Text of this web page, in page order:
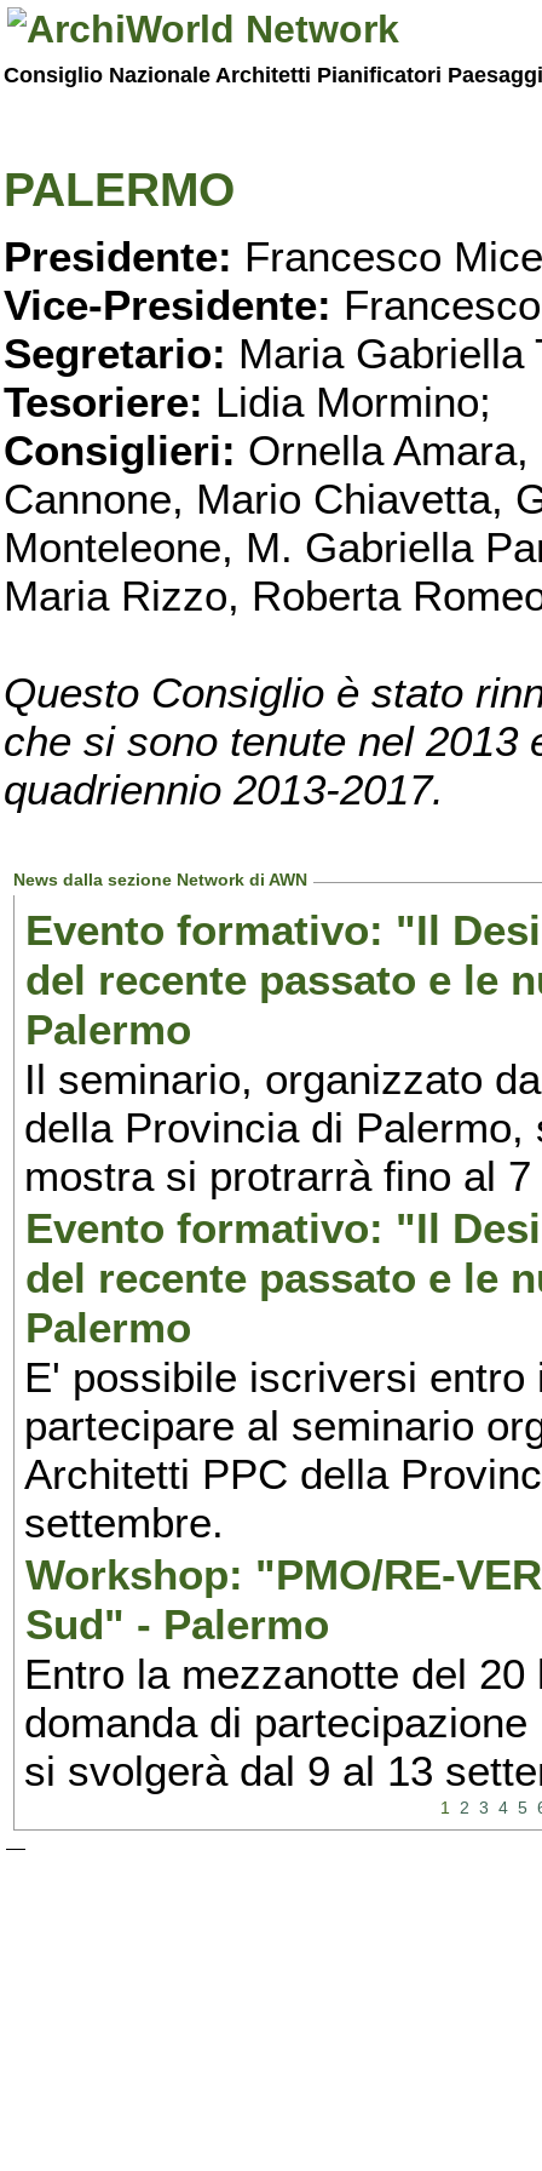
Consiglio Nazionale Architetti Pianificatori
PALERMO
Presidente: Francesco
Vice-Presidente:
Segretario: Maria Gabriella
Tesoriere: Lidia Mormino;
Consiglieri: Ornella
Cannone, Mario Chiavetta,
Monteleone, M. Gabriella
Maria Rizzo, Roberta
Questo Consiglio è stato
che si sono tenute nel 2013
quadriennio 2013-2017.
News dalla sezione Network di AWN
Evento formativo: "Il
del recente passato e le
Palermo
Il seminario, organizzato
della Provincia di
mostra si protrarrà fino al
Evento formativo: "Il
del recente passato e le
Palermo
E' possibile iscriversi
partecipare al seminario
Architetti PPC della
settembre.
Workshop: "PMO/RE-
Sud" - Palermo
Entro la mezzanotte del
domanda di
si svolgerà dal 9 al 13
1 2 3 4 5